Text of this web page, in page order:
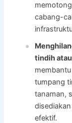
cabang-
tindih
tumpang
tanaman,
efektif.